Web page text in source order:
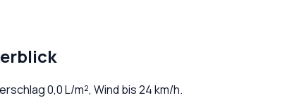
0,0L/m², Wind bis24km/h.